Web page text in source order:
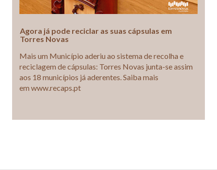
Agora já pode reciclar as suas cápsulas em
Torres Novas
Mais um Município aderiu ao sistema de recolha e
reciclagem de cápsulas: Torres Novas junta-se assim
aos 18 municípios já aderentes. Saiba mais
em www.recaps.pt